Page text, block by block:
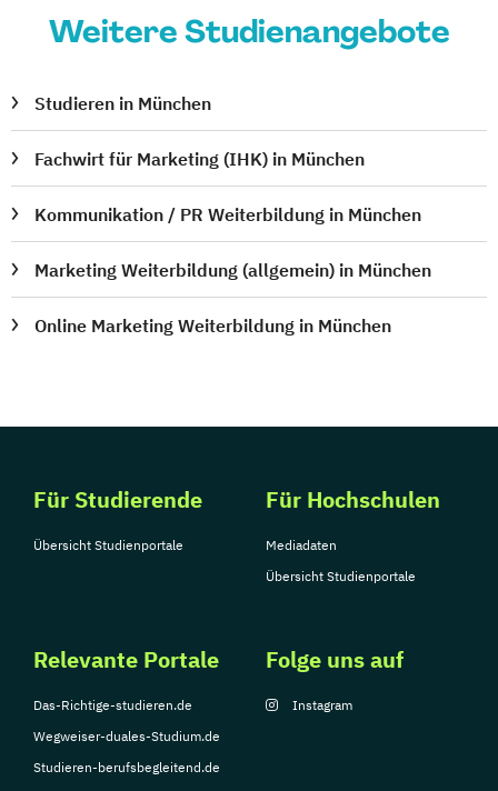
Weitere Studienangebote
Studieren in München
Fachwirt für Marketing (IHK) in München
Kommunikation / PR Weiterbildung in München
Marketing Weiterbildung (allgemein) in München
Online Marketing Weiterbildung in München
Für Studierende
Übersicht Studienportale
Für Hochschulen
Mediadaten
Übersicht Studienportale
Relevante Portale
Das-Richtige-studieren.de
Wegweiser-duales-Studium.de
Studieren-berufsbegleitend.de
Folge uns auf
Instagram